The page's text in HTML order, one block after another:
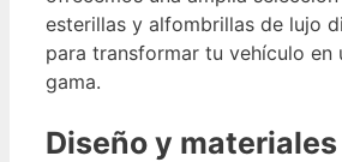
esterillas y alfombrillas de lujo
para transformar tu vehículo en
gama.
Diseño y